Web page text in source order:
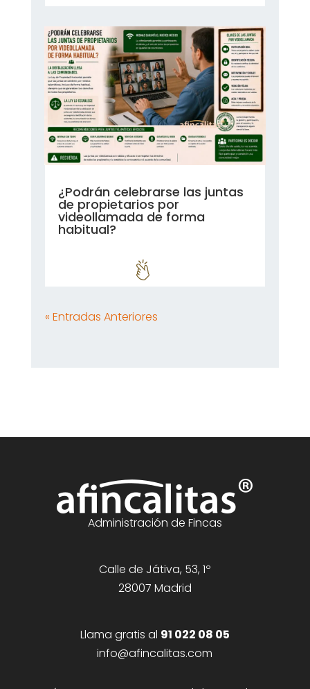
¿Podrán celebrarse las juntas
de propietarios por
videollamada de forma
habitual?
« Entradas Anteriores
Administración de Fincas
Calle de Játiva, 53, 1º
28007 Madrid
Llama gratis al 91 022 08 05
info@afincalitas.com